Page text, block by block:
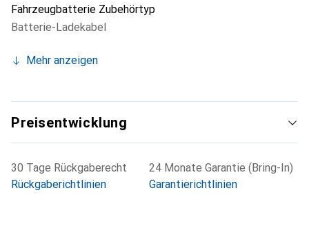
Fahrzeugbatterie Zubehörtyp
Batterie-Ladekabel
Mehr anzeigen
Preisentwicklung
30 Tage Rückgaberecht
Rückgaberichtlinien
24 Monate Garantie (Bring-In)
Garantierichtlinien